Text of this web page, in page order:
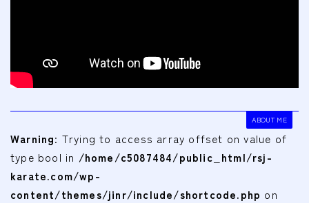
ABOUT ME
Warning: Trying to access array offset on value of
type bool in /home/c5087484/public_html/rsj-
karate.com/wp-
content/themes/jinr/include/shortcode.php on